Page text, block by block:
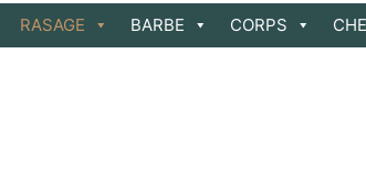
RASAGE BARBE CORPS